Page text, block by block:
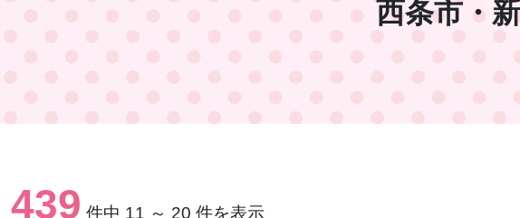
西条市・
439 件中 11 ～ 20 件を表示